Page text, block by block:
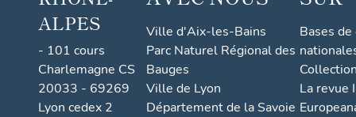
ALPES
- 101 cours
Charlemagne CS
20033 - 69269
Lyon cedex 2
Ville d'Aix-les-Bains
Parc Naturel Régional des
Bauges
Ville de Lyon
Département de la Savoie
Bases
La revue